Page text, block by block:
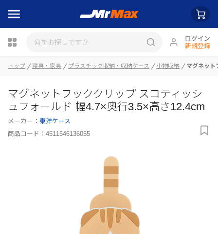
ログイン
新規登録
トップ 寝具・家具 プラスチック収納・収納ケース 小物収納 マグネット
マグネットフッククリップ スコティッシ
ュフォールド 幅4.7×奥行3.5×高さ12.4cm
メーカー： 東洋ケース
商品コード： 4511546136055